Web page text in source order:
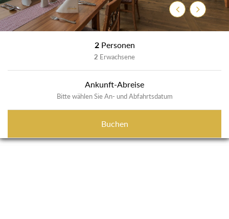
ZurückWeiter
2 Personen
2 Erwachsene
Ankunft-Abreise
Bitte wählen Sie An- und Abfahrtsdatum
Buchen